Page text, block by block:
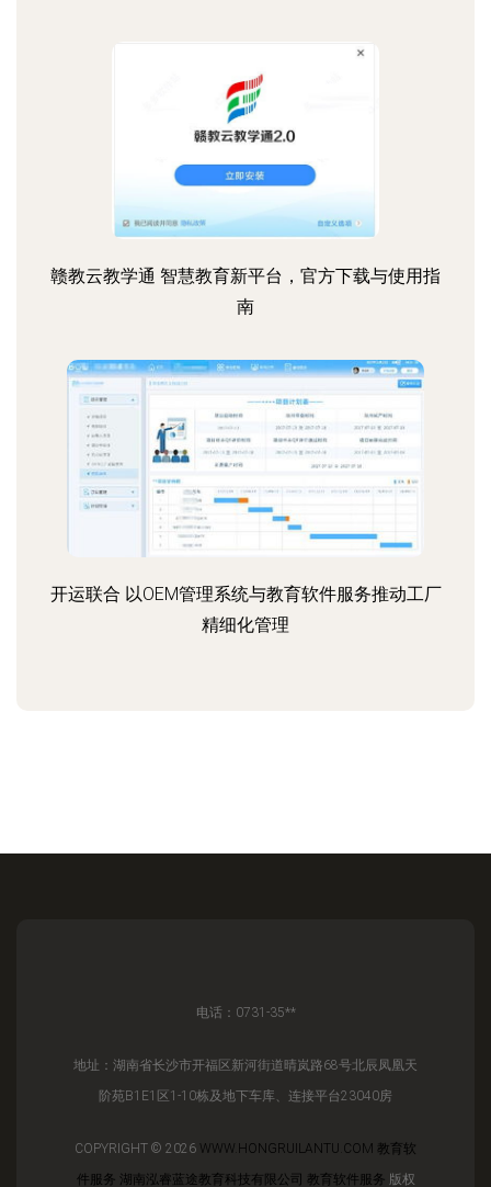
赣教云教学通 智慧教育新平台，官方下载与使用指
南
开运联合 以OEM管理系统与教育软件服务推动工厂
精细化管理
电话：0731-35**
地址：湖南省长沙市开福区新河街道晴岚路68号北辰凤凰天
阶苑B1E1区1-10栋及地下车库、连接平台23040房
COPYRIGHT © 2026 WWW.HONGRUILANTU.COM 教育软
件服务 湖南泓睿蓝途教育科技有限公司 教育软件服务 版权